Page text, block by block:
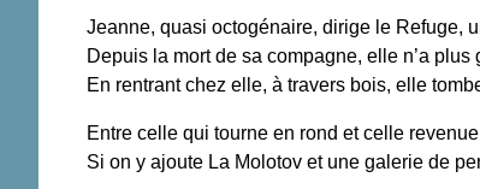
Jeanne, quasi octogénaire, dirige le Refuge,
Depuis la mort de sa compagne, elle n’a
En rentrant chez elle, à travers bois, elle
Entre celle qui tourne en rond et celle revenue
Si on y ajoute La Molotov et une galerie de